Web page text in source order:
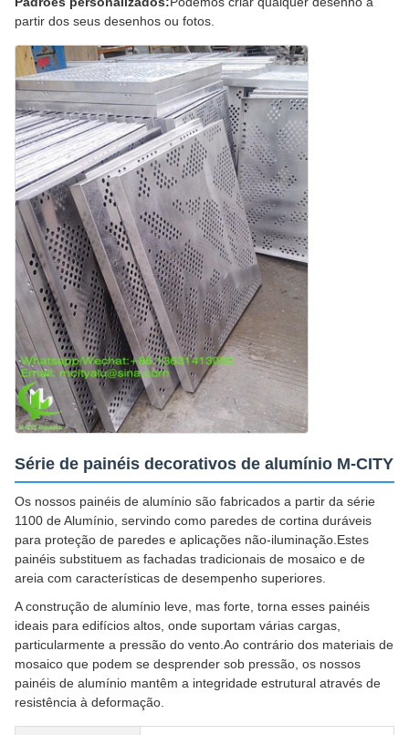
partir dos seus desenhos ou fotos.
Série de painéis decorativos de alumínio M-CITY
Os nossos painéis de alumínio são fabricados a partir da série
1100 de Alumínio, servindo como paredes de cortina duráveis
para proteção de paredes e aplicações não-iluminação.Estes
painéis substituem as fachadas tradicionais de mosaico e de
areia com características de desempenho superiores.
A construção de alumínio leve, mas forte, torna esses painéis
ideais para edifícios altos, onde suportam várias cargas,
particularmente a pressão do vento.Ao contrário dos materiais de
mosaico que podem se desprender sob pressão, os nossos
painéis de alumínio mantêm a integridade estrutural através de
resistência à deformação.